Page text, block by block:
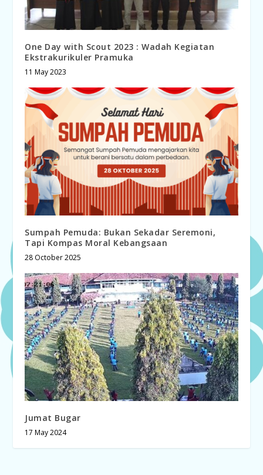
One Day with Scout 2023 : Wadah Kegiatan
Ekstrakurikuler Pramuka
11 May 2023
Sumpah Pemuda: Bukan Sekadar Seremoni,
Tapi Kompas Moral Kebangsaan
28 October 2025
Jumat Bugar
17 May 2024